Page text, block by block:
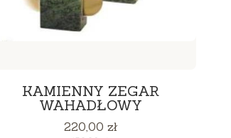
KAMIENNY ZEGAR
WAHADŁOWY
Cena
220,00 zł